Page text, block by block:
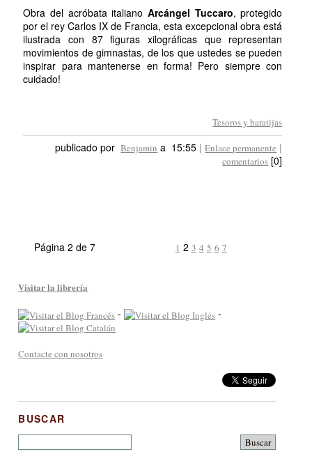
Obra del acróbata italiano Arcángel Tuccaro, protegido
por el rey Carlos IX de Francia, esta excepcional obra está
ilustrada con 87 figuras xilográficas que representan
movimientos de gimnastas, de los que ustedes se pueden
inspirar para mantenerse en forma! Pero siempre con
cuidado!
Tesoros y baratijas
publicado por Benjamin a 15:55 |Enlace permanente |
comentarios [0]
Página 2 de 7 1 2 3 4 5 6 7
Visitar la librería
- -
Contacte con nosotros
BUSCAR